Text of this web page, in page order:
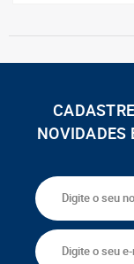
NOVIDADES